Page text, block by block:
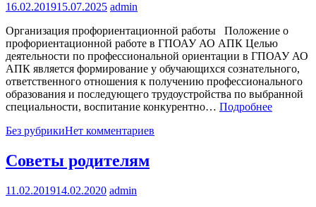
16.02.201915.07.2025 admin
Организация профориентационной работы Положение о
профориентационной работе в ГПОАУ АО АПК Целью
деятельности по профессиональной ориентации в ГПОАУ АО
АПК является формирование у обучающихся сознательного,
ответственного отношения к получению профессионального
образования и последующего трудоустройства по выбранной
специальности, воспитание конкурентно… Подробнее
Без рубрикиНет комментариев
Советы родителям
11.02.201914.02.2020 admin